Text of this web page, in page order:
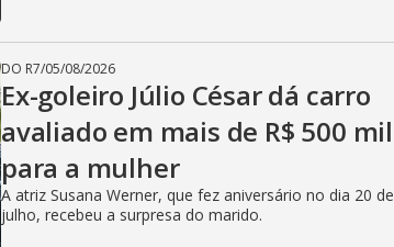
DO R7/05/08/2026
Ex-goleiro Júlio César dá carro
avaliado em mais de R$ 500 mil
para a mulher
A atriz Susana Werner, que fez aniversário no dia 20 de
julho, recebeu a surpresa do marido.